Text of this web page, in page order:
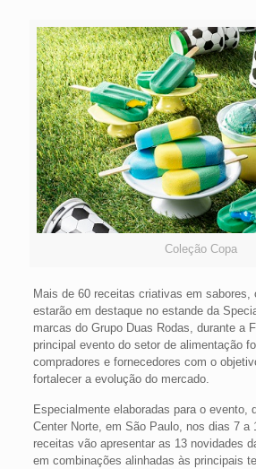
Coleção Copa
Mais de 60 receitas criativas em sabores,
estarão em destaque no estande da
marcas do Grupo Duas Rodas, durante a
principal evento do setor de alimentação
compradores e fornecedores com o
fortalecer a evolução do mercado.
Especialmente elaboradas para o evento,
Center Norte, em São Paulo, nos dias 7 a
receitas vão apresentar as 13 novidades
em combinações alinhadas às principais